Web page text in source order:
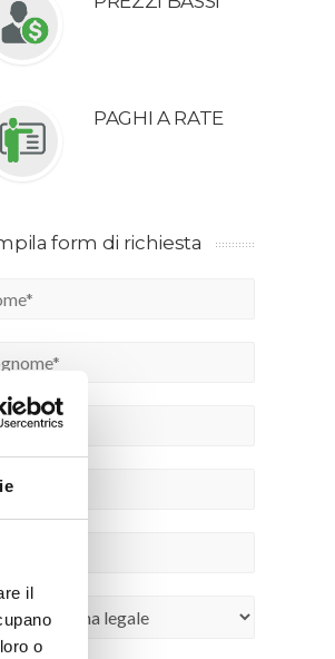
il
o
PAGHI A RATE
form di richiesta